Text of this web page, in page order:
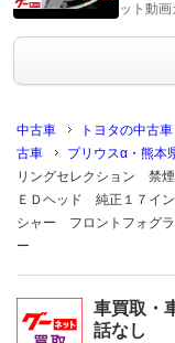
ット動
中古車 トヨタの中古車
古車
プリウスα・熊本
リングセレクション 禁
ＥＤヘッド 純正１７イ
シャー フロントフォグ
ー
車買取・
話なし